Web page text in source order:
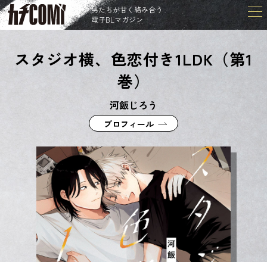
男たちが甘く絡み合う
電子BLマガジン
スタジオ横、色恋付き1LDK（第1
巻）
河飯じろう
プロフィール